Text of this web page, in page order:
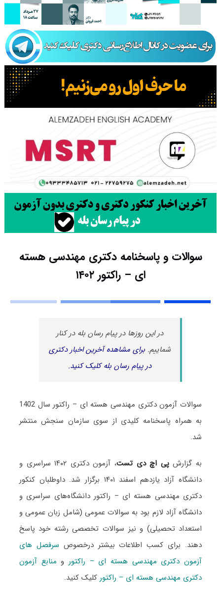
سوالات و پاسخنامه دکتری مهندسی هسته
ای – راکتور ۱۴۰۲
در این روزها در پیام رسان بله در کنار
شماییم.برای مشاهده آخرین اخبار دکتری
در پیام رسان بله کلیک کنید.
سوالات آزمون دکتری مهندسی هسته ای – راکتور سال 1402
به همراه پاسخنامه کلیدی از سوی سازمان سنجش منتشر
شد.
به گزارشپی اچ دی تست
، آزمون دکتری ۱۴۰۲ سراسری و
دانشگاه آزاد یازدهم اسفند ۱۴۰۱ برگزار شد. داوطلبان کنکور
دکتری مهندسی هسته ای – راکتور دانشگاه‌های سراسری و
دانشگاه آزاد لازم بود به سوالات عمومی (شامل زبان عمومی و
استعداد تحصیلی) و نیز سوالات تخصصی رشته خود پاسخ
دهند. برای کسب اطلاعات بیشتر درخصوص سرفصل های
آزمون دکتری مهندسی هسته ای – راکتور و منابع آزمون
دکتری مهندسی هسته ای – راکتورکلیک کنید.